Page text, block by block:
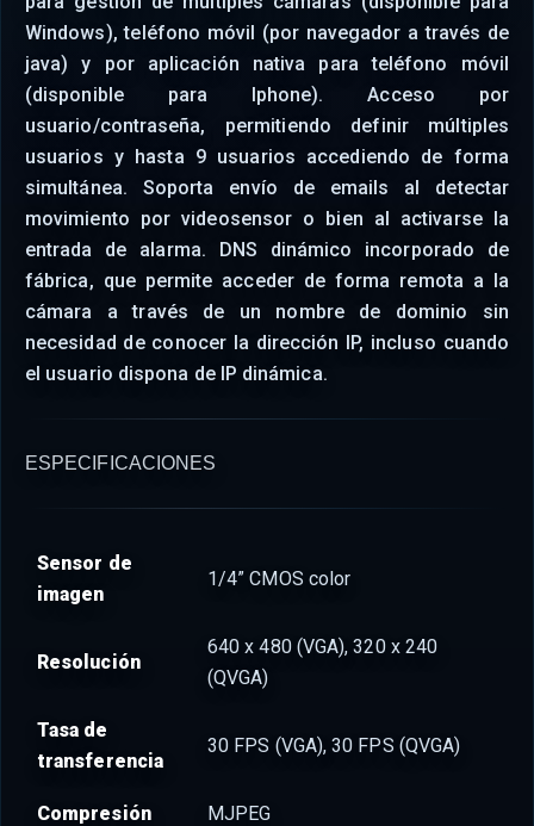
Windows), teléfono móvil (por navegador a través de
java) y por aplicación nativa para teléfono móvil
(disponible para Iphone). Acceso por
usuario/contraseña, permitiendo definir múltiples
usuarios y hasta 9 usuarios accediendo de forma
simultánea. Soporta envío de emails al detectar
movimiento por videosensor o bien al activarse la
entrada de alarma. DNS dinámico incorporado de
fábrica, que permite acceder de forma remota a la
cámara a través de un nombre de dominio sin
necesidad de conocer la dirección IP, incluso cuando
el usuario dispona de IP dinámica.
ESPECIFICACIONES
Sensor de
imagen
1/4” CMOS color
Resolución
640 x 480 (VGA), 320 x 240
(QVGA)
Tasa de
transferencia
30 FPS (VGA), 30 FPS (QVGA)
Compresión MJPEG